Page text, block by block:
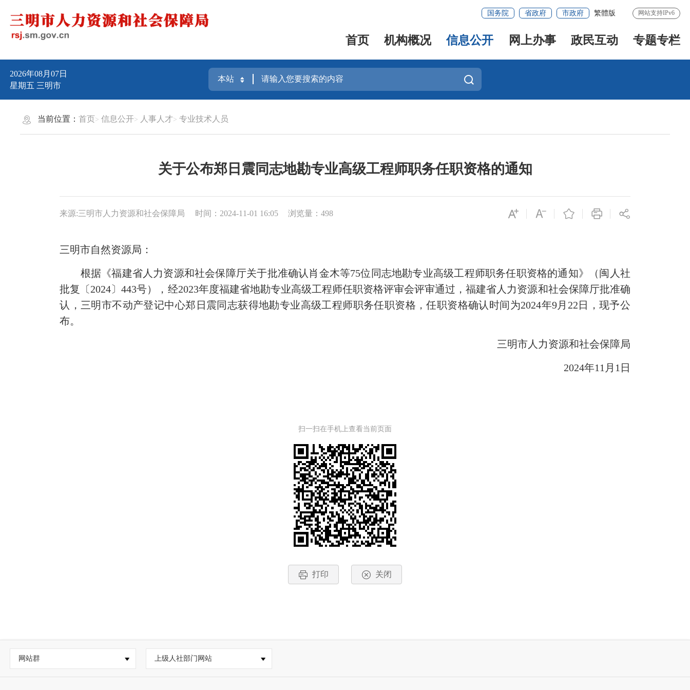
国务院 省政府 市政府 繁體版 网站支持IPv6
首页 机构概况 信息公开 网上办事 政民互动 专题专栏
2026年08月07日
星期五 三明市
当前位置：首页 信息公开 人事人才 专业技术人员
关于公布郑日震同志地勘专业高级工程师职务任职资格的通知
来源:三明市人力资源和社会保障局 时间：2024-11-01 16:05 浏览量：498
三明市自然资源局：
根据《福建省人力资源和社会保障厅关于批准确认肖金木等75位同志地勘专业高级工程师职务任职资格的通知》（闽人社
批复〔2024〕443号），经2023年度福建省地勘专业高级工程师任职资格评审会评审通过，福建省人力资源和社会保障厅批准确
认，三明市不动产登记中心郑日震同志获得地勘专业高级工程师职务任职资格，任职资格确认时间为2024年9月22日，现予公
布。
三明市人力资源和社会保障局
2024年11月1日
扫一扫在手机上查看当前页面
打印 关闭
网站群 上级人社部门网站